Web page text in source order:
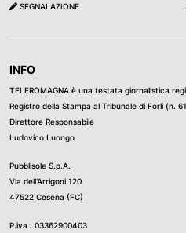
SEGNALAZIONE
INFO
TELEROMAGNA è una testata giornalistica
Registro della Stampa al Tribunale di Forli (n.
Direttore Responsabile
Ludovico Luongo
Pubblisole S.p.A.
Via dell’Arrigoni 120
47522 Cesena (FC)
P.iva : 03362900403